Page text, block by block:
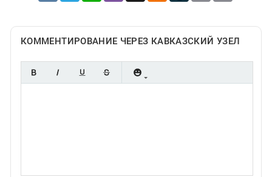
КОММЕНТИРОВАНИЕ ЧЕРЕЗ КАВКАЗСКИЙ УЗЕЛ